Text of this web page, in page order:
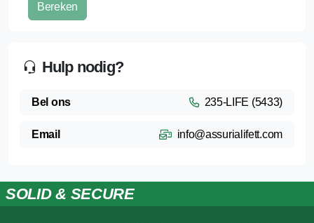
Bereken
Hulp nodig?
Bel ons 235-LIFE (5433)
Email info@assurialifett.com
SOLID & SECURE